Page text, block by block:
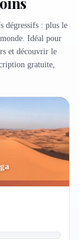
dégressifs : plus le
Idéal pour
et découvrir le
gratuite,